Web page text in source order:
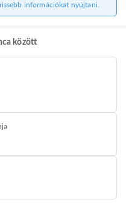
információkat nyújtani.
között